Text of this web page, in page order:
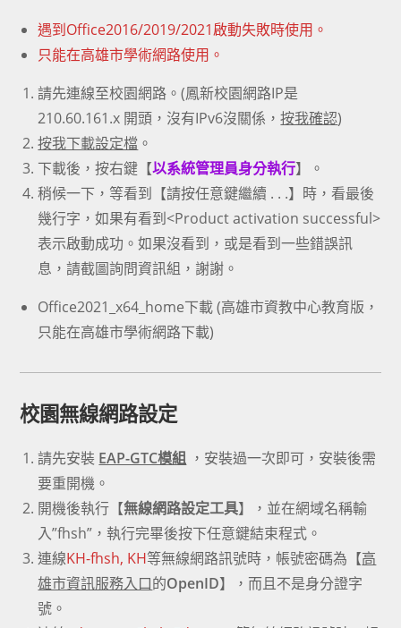
遇到Office2016/2019/2021啟動失敗時使用。
只能在高雄市學術網路使用。
請先連線至校園網路。(鳳新校園網路IP是
210.60.161.x 開頭，沒有IPv6沒關係，按我確認)
按我下載設定檔 。
下載後，按右鍵【以系統管理員身分執行】。
稍候一下，等看到【請按任意鍵繼續 . . .】時，看最後
幾行字，如果有看到<Product activation successful>
表示啟動成功。如果沒看到，或是看到一些錯誤訊
息，請截圖詢問資訊組，謝謝。
Office2021_x64_home下載(高雄市資教中心教育版，
只能在高雄市學術網路下載)
校園無線網路設定
請先安裝 EAP-GTC模組 ，安裝過一次即可，安裝後需
要重開機。
開機後執行【無線網路設定工具】，並在網域名稱輸
入”fhsh”，執行完畢後按下任意鍵結束程式。
連線KH-fhsh, KH等無線網路訊號時，帳號密碼為【高
雄市資訊服務入口的OpenID】，而且不是身分證字
號。